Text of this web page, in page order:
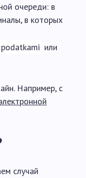
очереди: в
в которых
или
Например, с
случай